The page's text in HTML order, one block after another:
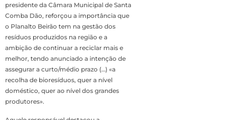
presidente da Câmara Municipal de Santa
Comba Dão, reforçou a importância que
o Planalto Beirão tem na gestão dos
resíduos produzidos na região e a
ambição de continuar a reciclar mais e
melhor, tendo anunciado a intenção de
assegurar a curto/médio prazo (…) «a
recolha de bioresíduos, quer a nível
doméstico, quer ao nível dos grandes
produtores».